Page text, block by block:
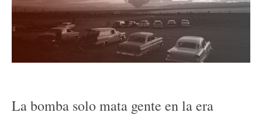
La bomba solo mata gente en la era